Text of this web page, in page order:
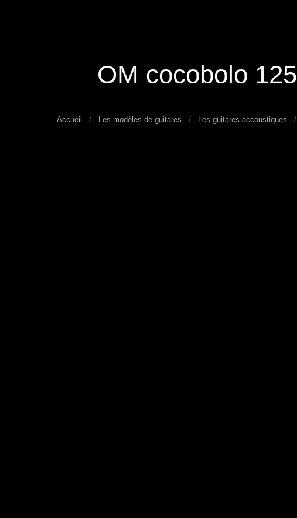
OM cocobolo 125
Accueil Les modèles de guitares Les guitares accoustiques